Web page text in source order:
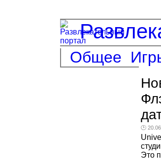
Общее
🕑
Это